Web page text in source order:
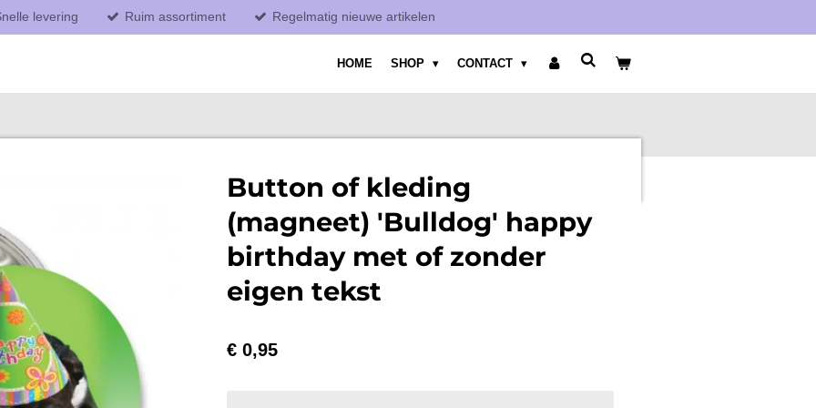
levering Ruim assortiment Regelmatig nieuwe artikelen
HOME SHOP CONTACT
Button of kleding
(magneet) 'Bulldog' happy
birthday met of zonder
eigen tekst
€ 0,95